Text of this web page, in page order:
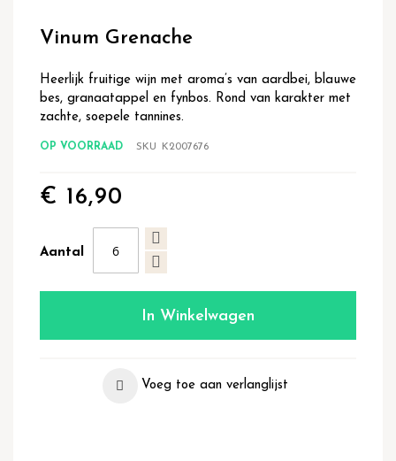
het
van
de
afbeeldingen-
Vinum Grenache
Heerlijk fruitige wijn met aroma’s van aardbei, blauwe
bes, granaatappel en fynbos. Rond van karakter met
zachte, soepele tannines.
OP VOORRAAD SKU K2007676
€ 16,90
Aantal
In Winkelwagen
Voeg toe aan verlanglijst